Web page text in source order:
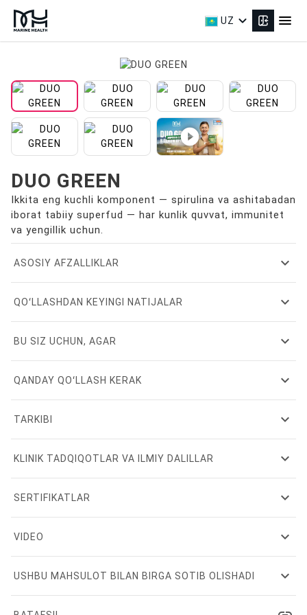
UZ expand_more menu
play_circle_filled
DUO GREEN
Ikkita eng kuchli komponent — spirulina va ashitabadan
iborat tabiiy superfud — har kunlik quvvat, immunitet
va yengillik uchun.
ASOSIY AFZALLIKLAR expand_more
QOʻLLASHDAN KEYINGI NATIJALAR expand_more
BU SIZ UCHUN, AGAR expand_more
QANDAY QOʻLLASH KERAK expand_more
TARKIBI expand_more
KLINIK TADQIQOTLAR VA ILMIY DALILLAR expand_more
SERTIFIKATLAR expand_more
VIDEO expand_more
USHBU MAHSULOT BILAN BIRGA SOTIB OLISHADI expand_more